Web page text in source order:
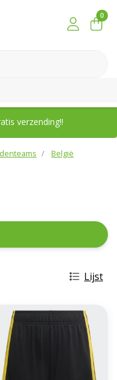
0
verzending!!
België
Lijst